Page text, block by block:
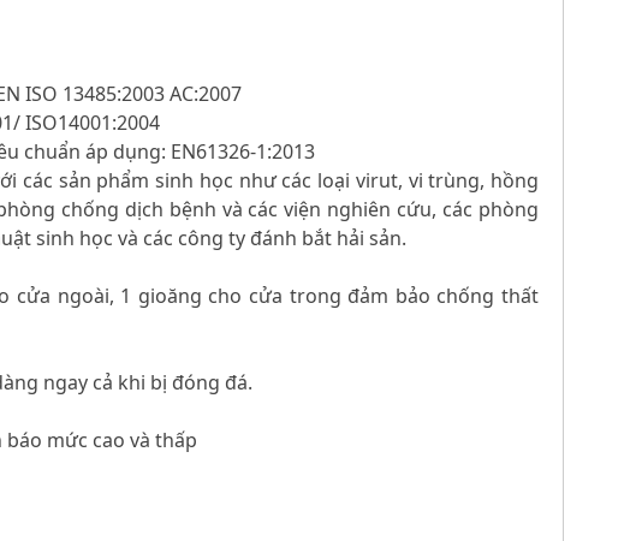
ISO 13485:2003 AC:2007
ISO14001:2004
chuẩn áp dụng: EN61326-1:2013
các sản phẩm sinh học như các loại virut, vi trùng, hồng
chống dịch bệnh và các viện nghiên cứu, các phòng
sinh học và các công ty đánh bắt hải sản.
cửa ngoài, 1 gioăng cho cửa trong đảm bảo chống thất
ngay cả khi bị đóng đá.
mức cao và thấp